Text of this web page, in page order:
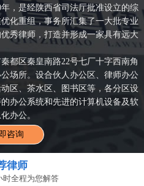
，是经陕西省司法厅批准设立的综
化重组，事务所汇集了一大批专业
秀律师，打造并形成一家具有远大
都区秦皇南路22号七厂十字西南角
场所。设合伙人办公区、律师办公
区、茶水区、图书区等，各分区设
办公系统和先进的计算机设备及软
办公。
咨询
律师
时全程为您解答